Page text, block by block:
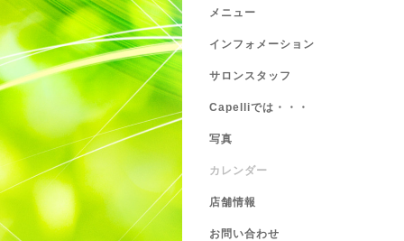
メニュー
インフォメーション
サロンスタッフ
Capelliでは・・・
写真
カレンダー
店舗情報
お問い合わせ